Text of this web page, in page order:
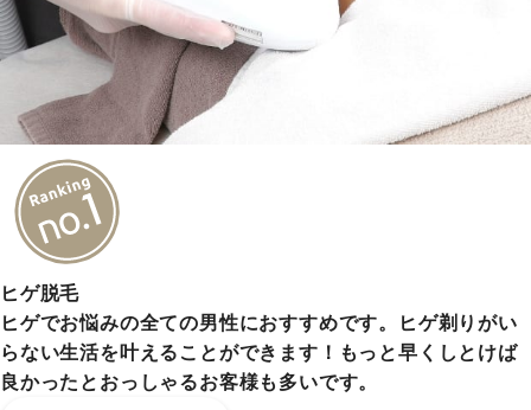
ヒゲ脱毛
ヒゲでお悩みの全ての男性におすすめです。ヒゲ剃りがい
らない生活を叶えることができます！もっと早くしとけば
良かったとおっしゃるお客様も多いです。